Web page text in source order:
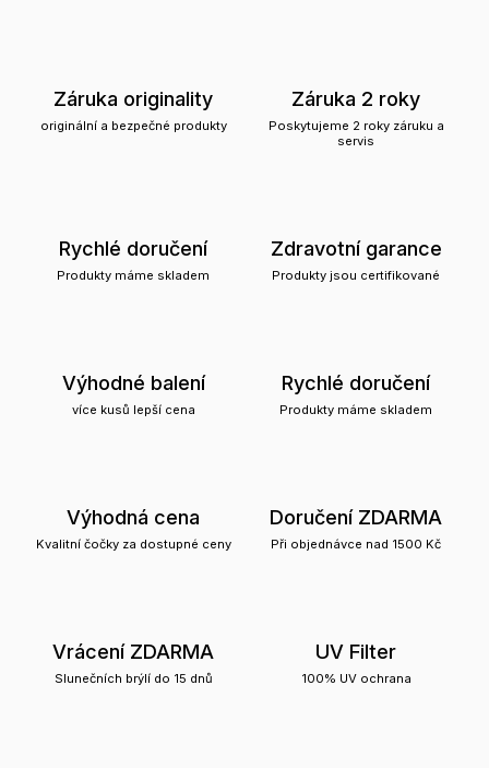
Záruka originality
originální a bezpečné produkty
Záruka 2 roky
Poskytujeme 2 roky záruku a
servis
Rychlé doručení
Produkty máme skladem
Zdravotní garance
Produkty jsou certifikované
Výhodné balení
více kusů lepší cena
Rychlé doručení
Produkty máme skladem
Výhodná cena
Kvalitní čočky za dostupné ceny
Doručení ZDARMA
Při objednávce nad 1500 Kč
Vrácení ZDARMA
Slunečních brýlí do 15 dnů
UV Filter
100% UV ochrana